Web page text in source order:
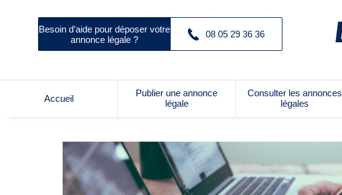
Besoin d’aide pour déposer votre
annonce légale ?
08 05 29 36 36
Accueil
Publier une annonce
légale
Consulter les annonces
légales